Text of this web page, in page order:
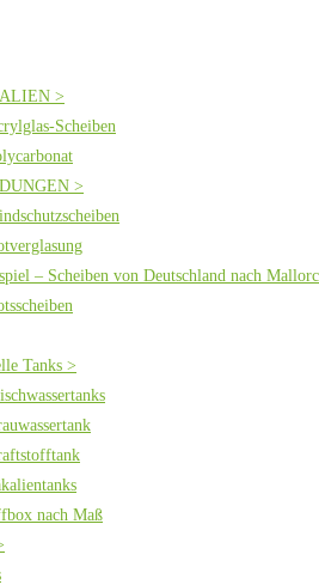
>
Scheiben
>
– Scheiben von Deutschland nach
Tanks >
nach Maß